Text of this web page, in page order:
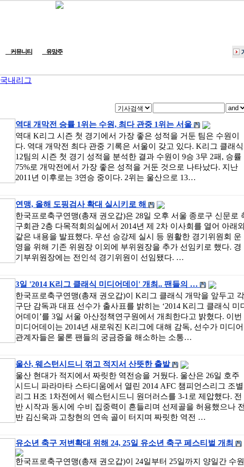
커뮤니티 유망주
국내리그
역대 개막전 승률 1위는 수원, 최다 관중 1위는 서울
역대 K리그 시즌 첫 경기에서 가장 좋은 성적을 거둔 팀은 수원이
다. 역대 개막전 최다 관중 기록은 서울이 갖고 있다. K리그 클래식
12팀의 시즌 첫 경기 성적을 분석한 결과 수원이 9승 3무 2패, 승률
75%로 개막전에서 가장 좋은 성적을 거둔 것으로 나타났다. 지난
2011년 이후로는 3연승 중이다. 2위는 울산으로 13…
연맹, 올해 도핑검사 확대 실시키로 해
한국프로축구연맹(총재 권오갑)은 28일 오후 서울 종로구 신문로
구회관 2층 다목적회의실에서 2014년 제 2차 이사회를 열어 아래
같은 내용을 발표했다. 우선 승강제 실시 등 원활한 경기위원회 운
영을 위해 기존 위원장 이외에 부위원장을 추가 선임키로 했다. 경
기부위원장에는 전인석 경기위원이 선임됐다. …
3일 '2014 K리그 클래식 미디어데이' 개최.. 팬들의 …
한국프로축구연맹(총재 권오갑)이 K리그 클래식 개막을 앞두고 각
구단 감독과 대표 선수가 출사표를 밝히는 ‘2014 K리그 클래식 미
어데이’를 3일 서울 아산정책연구원에서 개최한다고 밝혔다. 이번
미디어데이는 2014년 새로워진 K리그에 대해 감독, 선수가 미디어
관계자들은 물론 팬들의 궁금증을 해소하는 소통…
울산, 웨스턴시드니 꺾고 적지서 산뜻한 출발
울산 현대가 적지에서 짜릿한 역전승을 거뒀다. 울산은 26일 호주
시드니 파라마타 스타디움에서 열린 2014 AFC 챔피언스리그 조별
리그 H조 1차전에서 웨스턴시드니 원더러스를 3-1로 제압했다. 전
반 시작과 동시에 수비 집중력이 흔들리며 선제골을 허용했으나 전
반 김신욱과 고창현의 연속 골이 터지며 짜릿한 역전 …
유소년 축구 저변확대 위해 24, 25일 유소년 축구 페스티벌 개최
한국프로축구연맹(총재 권오갑)이 24일부터 25일까지 양일간 수원